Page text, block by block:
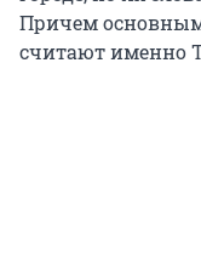
Причем
считают именно